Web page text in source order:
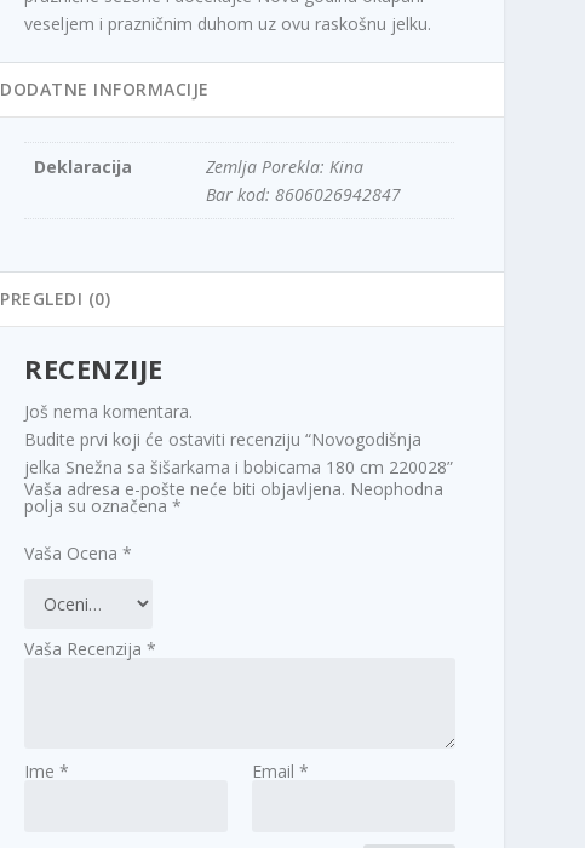
veseljem i prazničnim duhom uz ovu raskošnu jelku.
DODATNE INFORMACIJE
Deklaracija
Zemlja Porekla: Kina
Bar kod: 8606026942847
PREGLEDI (0)
RECENZIJE
Još nema komentara.
Budite prvi koji će ostaviti recenziju “Novogodišnja
jelka Snežna sa šišarkama i bobicama 180 cm 220028”
Vaša adresa e-pošte neće biti objavljena. Neophodna
polja su označena*
Vaša Ocena*
Vaša Recenzija*
Ime* Email *